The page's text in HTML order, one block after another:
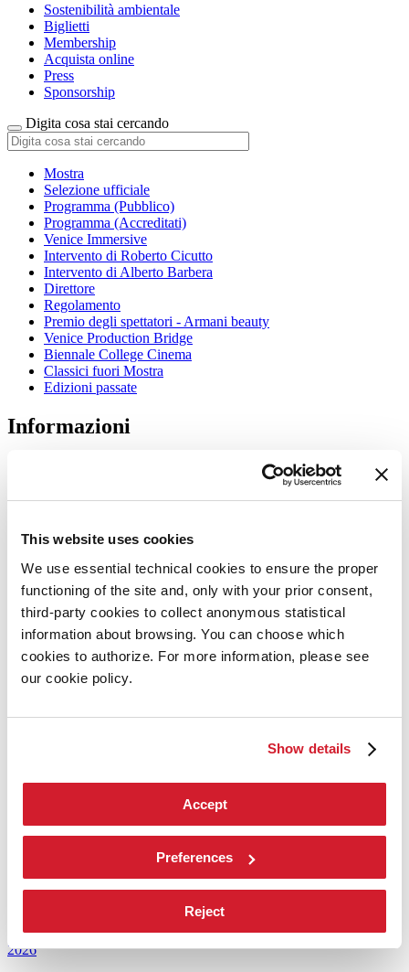
This website uses cookies
We use essential technical cookies to ensure the proper
functioning of the site and, only with your prior consent,
third-party cookies to collect anonymous statistical
information about browsing. You can choose which
cookies to authorize. For more information, please see
our cookie policy.
Show details
Accept
Preferences
Reject
Sostenibilità ambientale
Biglietti
Membership
Acquista online
Press
Sponsorship
Digita cosa stai cercando
Mostra
Selezione ufficiale
Programma (Pubblico)
Programma (Accreditati)
Venice Immersive
Intervento di Roberto Cicutto
Intervento di Alberto Barbera
Direttore
Regolamento
Premio degli spettatori - Armani beauty
Venice Production Bridge
Biennale College Cinema
Classici fuori Mostra
Edizioni passate
Informazioni
Accrediti
Come raggiungerci
FAQ
Contatti
Biennale Cinema
Biennale Cinema
La Biennale di Venezia
Cariche istituzionali
Bacheca Biennale
Trasparenza
Arte
2026